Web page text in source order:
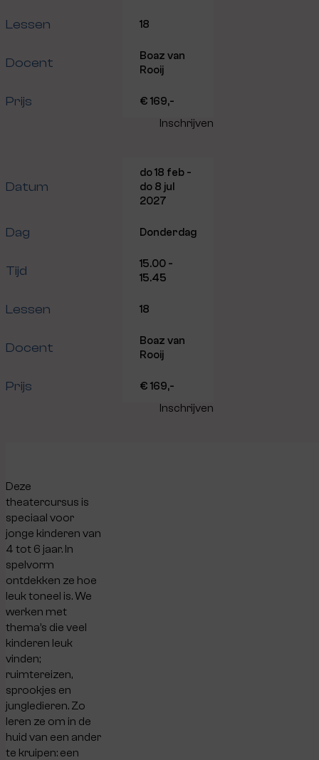
Lessen 18
Docent
Boaz van
Rooij
Prijs € 169,-
Inschrijven
Datum
do 18 feb -
do 8 jul
2027
Dag Donderdag
Tijd
15.00 -
15.45
Lessen 18
Docent
Boaz van
Rooij
Prijs € 169,-
Inschrijven
Deze
theatercursus is
speciaal voor
jonge kinderen van
4 tot 6 jaar. In
spelvorm
ontdekken ze hoe
leuk toneel is. We
werken met
thema’s die veel
kinderen leuk
vinden;
ruimtereizen,
sprookjes en
jungledieren. Zo
leren ze om in de
huid van een ander
te kruipen: een